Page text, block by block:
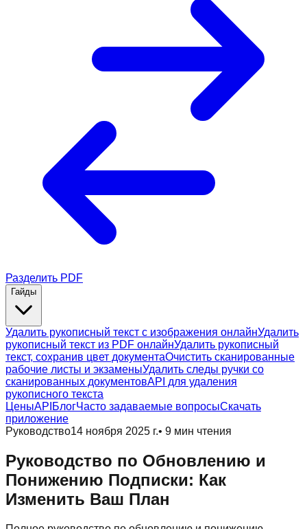
Разделить PDF
Гайды
Удалить рукописный текст с изображения онлайнУдалить
рукописный текст из PDF онлайнУдалить рукописный
текст, сохранив цвет документаОчистить сканированные
рабочие листы и экзаменыУдалить следы ручки со
сканированных документовAPI для удаления
рукописного текста
ЦеныAPI БлогЧасто задаваемые вопросыСкачать
приложение
Руководство14 ноября 2025 г.• 9 мин чтения
Руководство по Обновлению и
Понижению Подписки: Как
Изменить Ваш План